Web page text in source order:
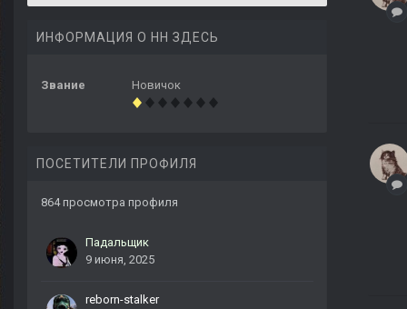
ИНФОРМАЦИЯ О НН ЗДЕСЬ
Звание Новичок
ПОСЕТИТЕЛИ ПРОФИЛЯ
864 просмотра профиля
Падальщик
9 июня, 2025
reborn-stalker